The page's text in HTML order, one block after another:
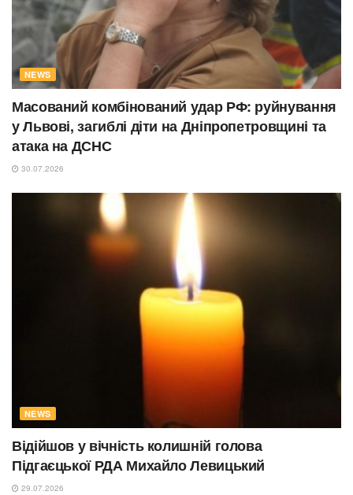
NEWS
Масований комбінований удар РФ: руйнування
у Львові, загиблі діти на Дніпропетровщині та
атака на ДСНС
30.07.2026
NEWS
Відійшов у вічність колишній голова
Підгаєцької РДА Михайло Левицький
29.07.2026